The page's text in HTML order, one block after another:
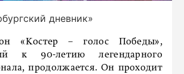
дневник»
«Костер – голос Победы»,
к 90-летию легендарного
продолжается. Он проходит